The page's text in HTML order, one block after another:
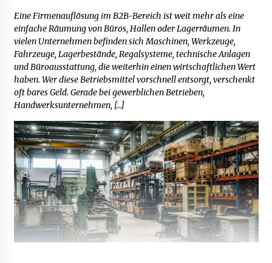
Eine Firmenauflösung im B2B-Bereich ist weit mehr als eine
einfache Räumung von Büros, Hallen oder Lagerräumen. In
vielen Unternehmen befinden sich Maschinen, Werkzeuge,
Fahrzeuge, Lagerbestände, Regalsysteme, technische Anlagen
und Büroausstattung, die weiterhin einen wirtschaftlichen Wert
haben. Wer diese Betriebsmittel vorschnell entsorgt, verschenkt
oft bares Geld. Gerade bei gewerblichen Betrieben,
Handwerksunternehmen, […]